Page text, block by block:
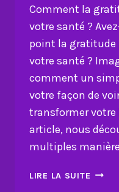
Comment la
votre santé ?
point la gratitude
votre santé ?
comment un
votre façon de
transformer votre
article, nous
multiples
LIRE LA SUITE